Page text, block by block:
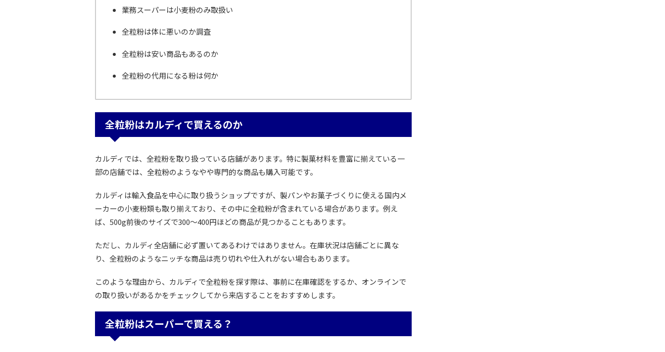
業務スーパーは小麦粉のみ取扱い
全粒粉は体に悪いのか調査
全粒粉は安い商品もあるのか
全粒粉の代用になる粉は何か
全粒粉はカルディで買えるのか
カルディでは、全粒粉を取り扱っている店舗があります。特に製菓材料を豊富に揃えている一
部の店舗では、全粒粉のようなやや専門的な商品も購入可能です。
カルディは輸入食品を中心に取り扱うショップですが、製パンやお菓子づくりに使える国内メ
ーカーの小麦粉類も取り揃えており、その中に全粒粉が含まれている場合があります。例え
ば、500g前後のサイズで300～400円ほどの商品が見つかることもあります。
ただし、カルディ全店舗に必ず置いてあるわけではありません。在庫状況は店舗ごとに異な
り、全粒粉のようなニッチな商品は売り切れや仕入れがない場合もあります。
このような理由から、カルディで全粒粉を探す際は、事前に在庫確認をするか、オンラインで
の取り扱いがあるかをチェックしてから来店することをおすすめします。
全粒粉はスーパーで買える？